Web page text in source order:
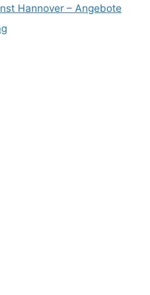
Hannover – Angebote